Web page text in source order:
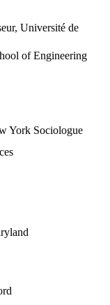
Université de
of Engineering
York Sociologue